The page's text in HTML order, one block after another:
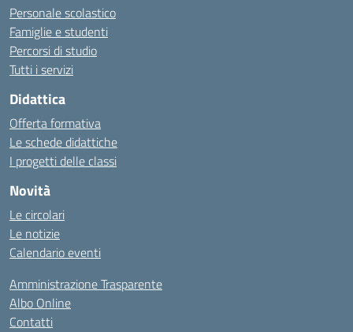
Personale scolastico
Famiglie e studenti
Percorsi di studio
Tutti i servizi
Didattica
Offerta formativa
Le schede didattiche
I progetti delle classi
Novità
Le circolari
Le notizie
Calendario eventi
Amministrazione Trasparente
Albo Online
Contatti